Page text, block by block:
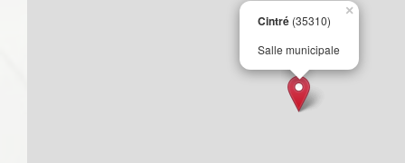
Cintré (35310)
Salle municipale
×